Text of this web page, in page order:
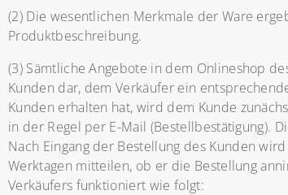
(2) Die wesentlichen Merkmale der Ware
Produktbeschreibung.
(3) Sämtliche Angebote in dem Onlineshop
Kunden dar, dem Verkäufer ein
Kunden erhalten hat, wird dem Kunde
in der Regel per E-Mail (Bestellbestätigung).
Nach Eingang der Bestellung des Kunden
Werktagen mitteilen, ob er die Bestellung
Verkäufers funktioniert wie folgt: